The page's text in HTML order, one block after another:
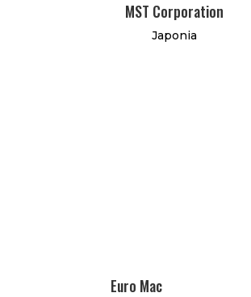
MST Corporation
Japonia
Euro Mac